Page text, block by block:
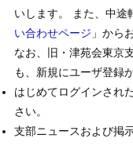
いします。 また、中途
い合わせページ 」から
なお、旧・津苑会東京
も、新規にユーザ登録
はじめてログインされ
さい。
支部ニュースおよび掲